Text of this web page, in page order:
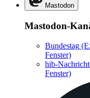
Mastodon
Mastodon-
Bundestag
Fenster)
hib-
Fenster)